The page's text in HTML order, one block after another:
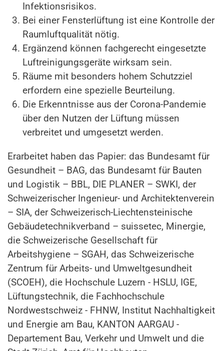
Infektionsrisikos.
Bei einer Fensterlüftung ist eine Kontrolle der
Raumluftqualität nötig.
Ergänzend können fachgerecht eingesetzte
Luftreinigungsgeräte wirksam sein.
Räume mit besonders hohem Schutzziel
erfordern eine spezielle Beurteilung.
Die Erkenntnisse aus der Corona-Pandemie
über den Nutzen der Lüftung müssen
verbreitet und umgesetzt werden.
Erarbeitet haben das Papier: das Bundesamt für
Gesundheit – BAG, das Bundesamt für Bauten
und Logistik – BBL, DIE PLANER – SWKI, der
Schweizerischer Ingenieur- und Architektenverein
– SIA, der Schweizerisch-Liechtensteinische
Gebäudetechnikverband – suissetec, Minergie,
die Schweizerische Gesellschaft für
Arbeitshygiene – SGAH, das Schweizerische
Zentrum für Arbeits- und Umweltgesundheit
(SCOEH), die Hochschule Luzern - HSLU, IGE,
Lüftungstechnik, die Fachhochschule
Nordwestschweiz - FHNW, Institut Nachhaltigkeit
und Energie am Bau, KANTON AARGAU -
Departement Bau, Verkehr und Umwelt und die